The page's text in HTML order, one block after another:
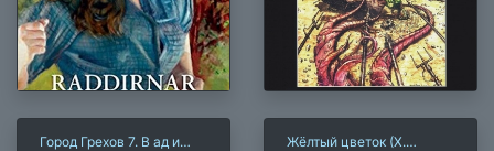
Город Грехов 7. В ад и
Жёлтый цветок (Х.